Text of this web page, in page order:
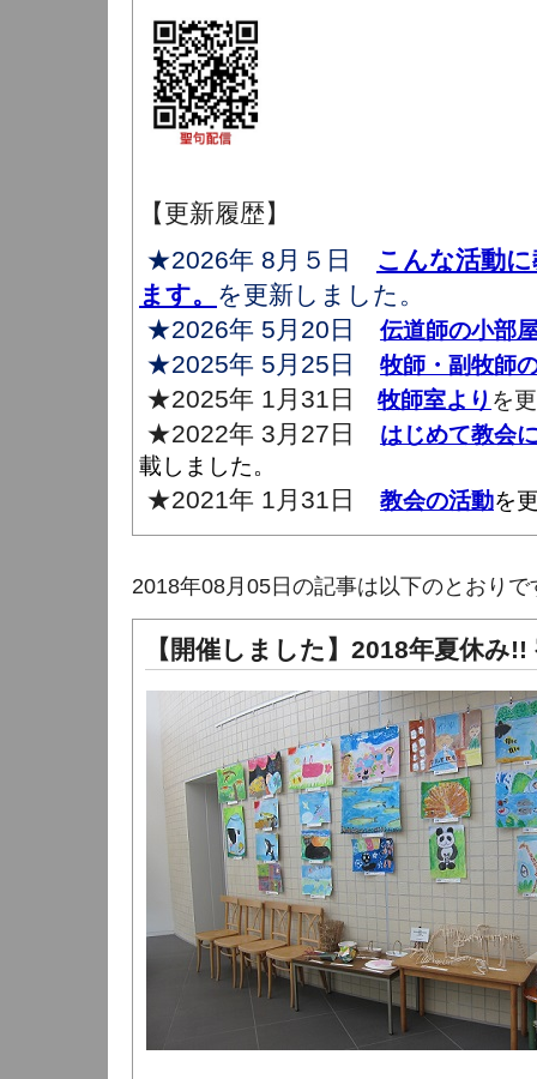
【更新履歴】
★2026年 8月５日 こんな活動
ます。 を更新しました。
★2026年 5月20日 伝道師の小部
★2025年 5月25日 牧師・副牧師
★2025年 1月31日 牧師室より を
★2022年 3月27日
はじめて教会
載しました。
★2021年 1月31日 教会の活動を
2018年08月05日の記事は以下のとおりで
【開催しました】2018年夏休み!!